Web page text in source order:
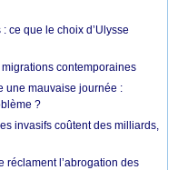
ce que le choix d’Ulysse
migrations contemporaines
une mauvaise journée :
?
invasifs coûtent des milliards,
réclament l’abrogation des